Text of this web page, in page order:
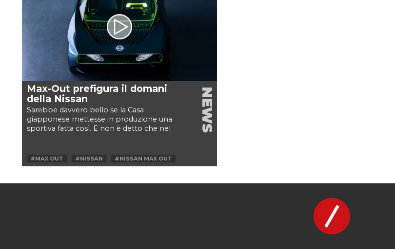
Max-Out prefigura il domani
della Nissan
Sarebbe davvero bello se la Casa
giapponese mettesse in produzione una
sportiva fatta così. E non è detto che nel
NEWS
#MAX OUT #NISSAN #NISSAN MAX OUT